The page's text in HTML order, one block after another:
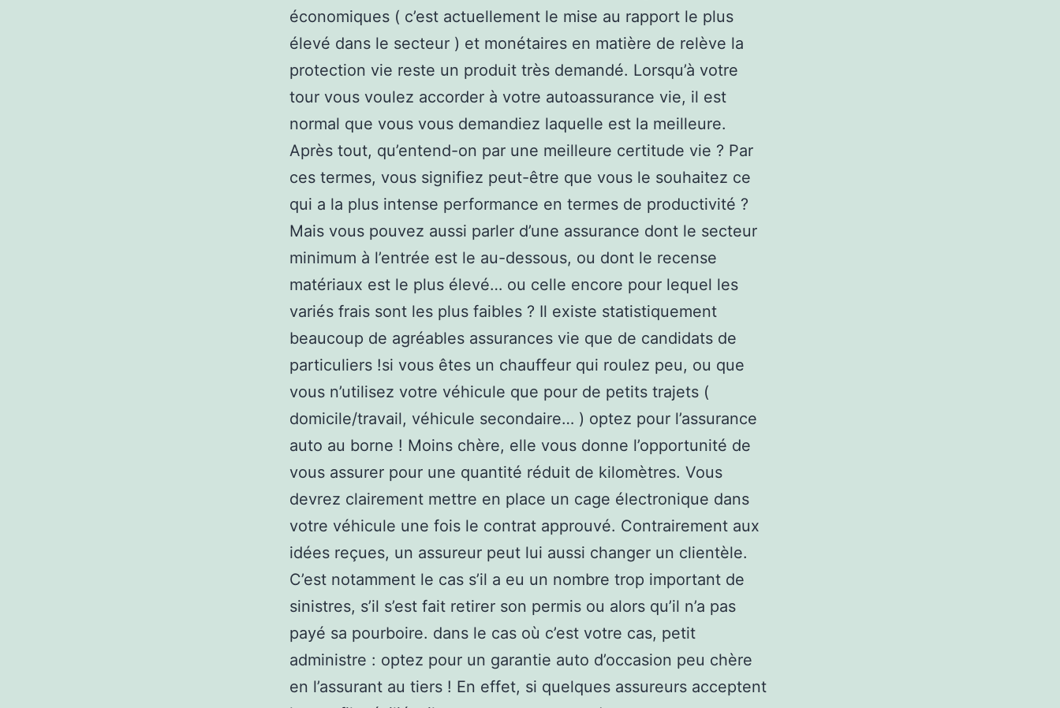
économiques ( c’est actuellement le mise au rapport le plus
élevé dans le secteur ) et monétaires en matière de relève la
protection vie reste un produit très demandé. Lorsqu’à votre
tour vous voulez accorder à votre autoassurance vie, il est
normal que vous vous demandiez laquelle est la meilleure.
Après tout, qu’entend-on par une meilleure certitude vie ? Par
ces termes, vous signifiez peut-être que vous le souhaitez ce
qui a la plus intense performance en termes de productivité ?
Mais vous pouvez aussi parler d’une assurance dont le secteur
minimum à l’entrée est le au-dessous, ou dont le recense
matériaux est le plus élevé… ou celle encore pour lequel les
variés frais sont les plus faibles ? Il existe statistiquement
beaucoup de agréables assurances vie que de candidats de
particuliers !si vous êtes un chauffeur qui roulez peu, ou que
vous n’utilisez votre véhicule que pour de petits trajets (
domicile/travail, véhicule secondaire… ) optez pour l’assurance
auto au borne ! Moins chère, elle vous donne l’opportunité de
vous assurer pour une quantité réduit de kilomètres. Vous
devrez clairement mettre en place un cage électronique dans
votre véhicule une fois le contrat approuvé. Contrairement aux
idées reçues, un assureur peut lui aussi changer un clientèle.
C’est notamment le cas s’il a eu un nombre trop important de
sinistres, s’il s’est fait retirer son permis ou alors qu’il n’a pas
payé sa pourboire. dans le cas où c’est votre cas, petit
administre : optez pour un garantie auto d’occasion peu chère
en l’assurant au tiers ! En effet, si quelques assureurs acceptent